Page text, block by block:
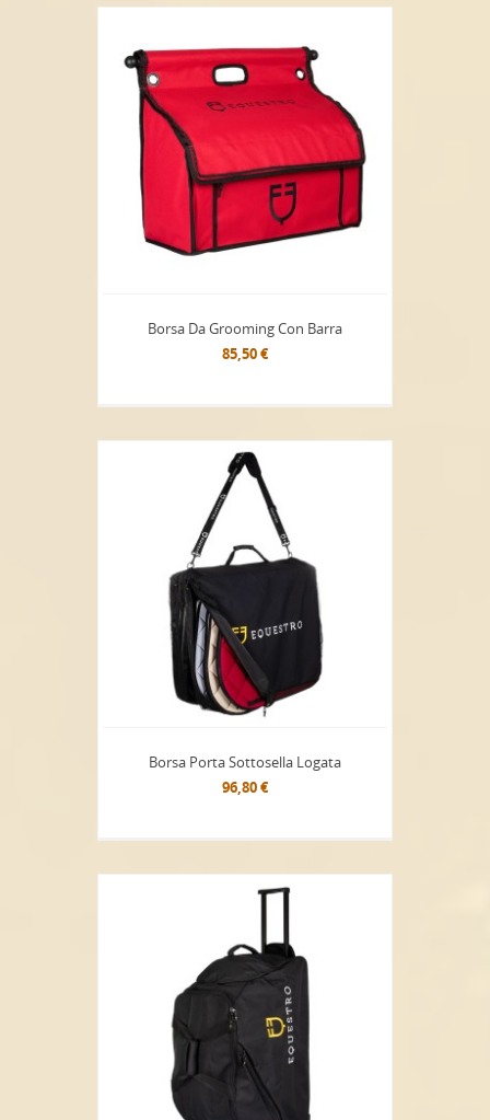
Borsa Da Grooming Con Barra
85,50 €
Borsa Porta Sottosella Logata
96,80 €